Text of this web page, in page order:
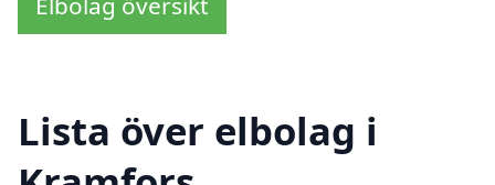
Lista över elbolag i